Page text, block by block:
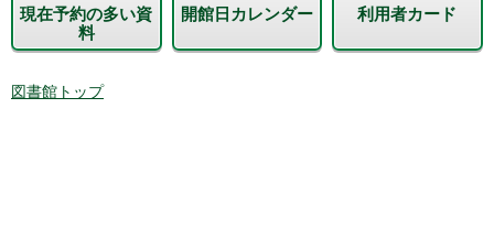
現在予約の多い資
料
開館日カレンダー 利用者カード
図書館トップ